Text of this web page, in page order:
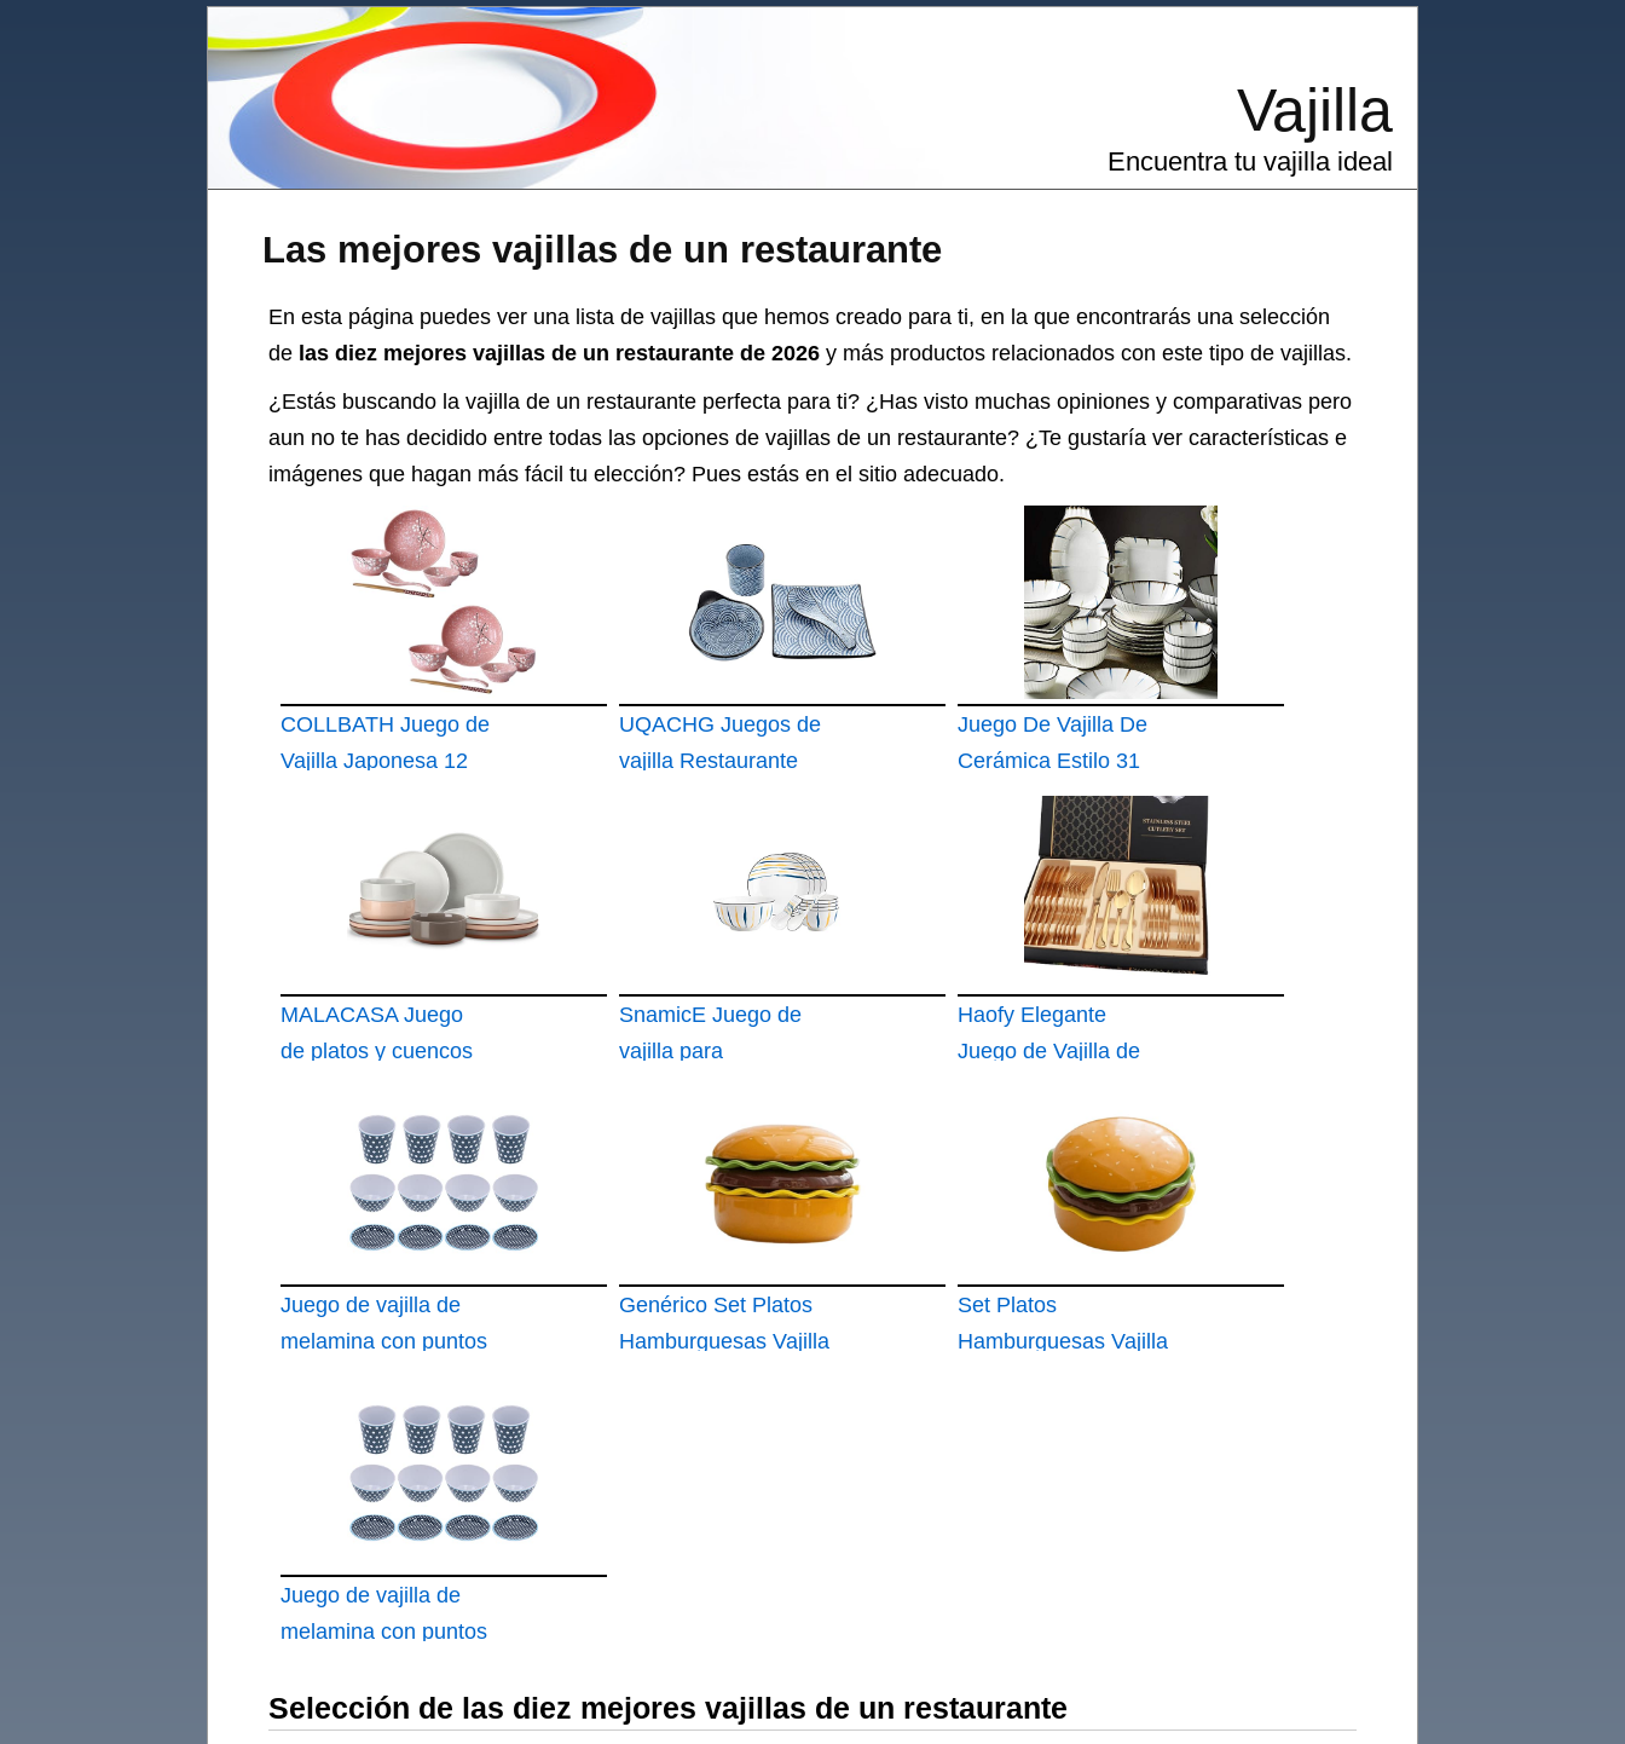
Las mejores vajillas de un restaurante
Vajilla
Encuentra tu vajilla ideal
En esta página puedes ver una lista de vajillas que hemos creado para ti, en la que encontrarás una selección
de las diez mejores vajillas de un restaurante de 2026 y más productos relacionados con este tipo de vajillas.
¿Estás buscando la vajilla de un restaurante perfecta para ti? ¿Has visto muchas opiniones y comparativas pero
aun no te has decidido entre todas las opciones de vajillas de un restaurante? ¿Te gustaría ver características e
imágenes que hagan más fácil tu elección? Pues estás en el sitio adecuado.
COLLBATH Juego de
Vajilla Japonesa 12
Diseño Delicado
UQACHG Juegos de
vajilla Restaurante
Platos de cerámica
Simples Restaurante
Piezas Juego par
Juego De Vajilla De
Cerámica Estilo 31
Piezas para Cena Y
Restaurante Vajillas
Completas Baratas
MALACASA Juego
de platos y cuencos
SnamicE Juego de
vajilla para
Haofy Elegante
Juego de Vajilla de
Juego de vajilla de
melamina con puntos
Genérico Set Platos
Hamburguesas Vajilla
Set Platos
Hamburguesas Vajilla
Juego de vajilla de
melamina con puntos
Selección de las diez mejores vajillas de un restaurante